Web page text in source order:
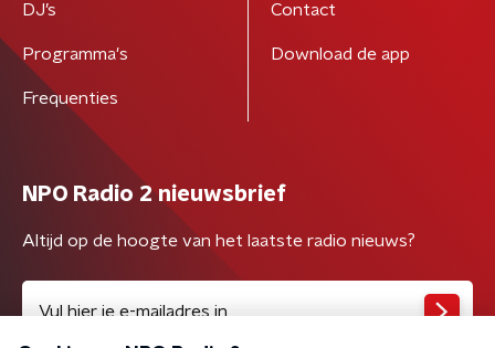
DJ’s
Programma's
Frequenties
Contact
Download de app
NPO Radio 2 nieuwsbrief
Altijd op de hoogte van het laatste radio nieuws?